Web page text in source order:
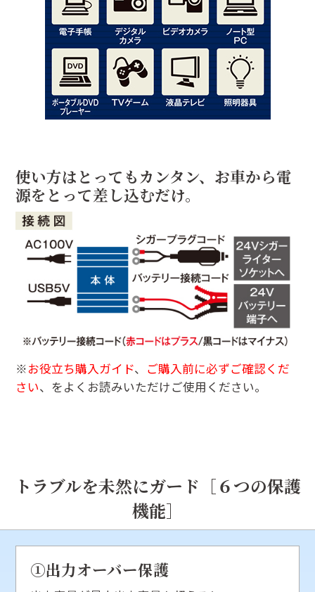
使い方はとってもカンタン、お車から電
源をとって差し込むだけ。
※お役立ち購入ガイド、 ご購入前に必ずご確認くだ
さい、をよくお読みいただけご使用ください。
トラブルを未然にガード［６つの保護
機能］
①出力オーバー保護